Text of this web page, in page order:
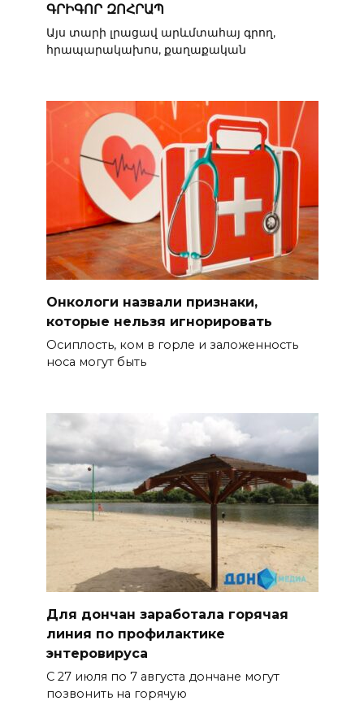
ԳՐԻԳՈՐ ԶՈՀՐԱՊ
Այս տարի լրացավ արևմտահայ գրող,
հրապարակախոս, քաղաքական
Онкологи назвали признаки,
которые нельзя игнорировать
Осиплость, ком в горле и заложенность
носа могут быть
Для дончан заработала горячая
линия по профилактике
энтеровируса
С 27 июля по 7 августа дончане могут
позвонить на горячую